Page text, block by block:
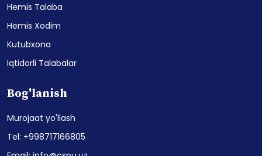
Hemis Talaba
Hemis Xodim
Kutubxona
Iqtidorli Talabalar
Bog'lanish
Murojaat yo'llash
Tel: +998717166805